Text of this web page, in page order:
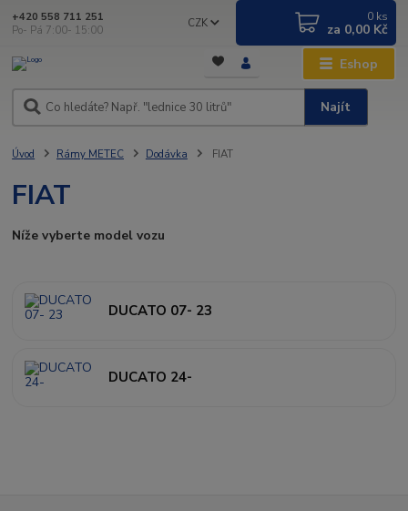
Eshop
CZK
Najít
+420 558 711 251
Po- Pá 7:00- 15:00
0 ks
za 0,00 Kč
Úvod Rámy METEC Dodávka FIAT
FIAT
Níže vyberte model vozu
DUCATO 07- 23
DUCATO 24-